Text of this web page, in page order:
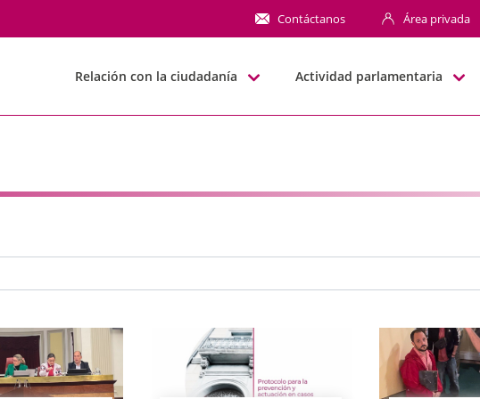
Contáctanos Área privada
Relación con la ciudadanía Actividad parlamentaria
búsqueda